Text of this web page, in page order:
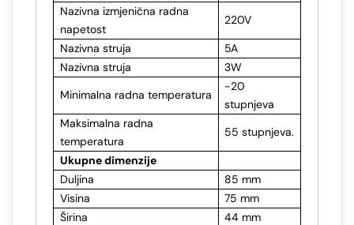
Nazivna izmjenična radna
napetost
220V
Nazivna struja
5A
Nazivna struja
3W
Minimalna radna temperatura
-20
stupnjeva
Maksimalna radna
temperatura
55 stupnjeva.
Ukupne dimenzije
Duljina
85 mm
Visina
75 mm
Širina
44 mm